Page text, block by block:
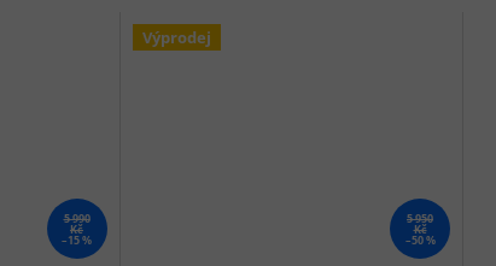
5 990
Kč
–15 %
Výprodej
5 950
Kč
–50 %